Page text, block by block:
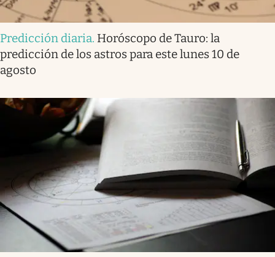
Predicción diaria. Horóscopo de Tauro: la
predicción de los astros para este lunes 10 de
agosto